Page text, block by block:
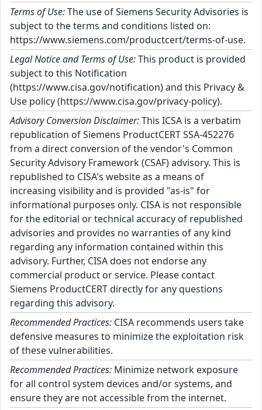
Terms of Use:The use of Siemens Security Advisories is
subject to the terms and conditions listed on:
https://www.siemens.com/productcert/terms-of-use.
Legal Notice and Terms of Use:This product is provided
subject to this Notification
(https://www.cisa.gov/notification) and this Privacy &
Use policy (https://www.cisa.gov/privacy-policy).
Advisory Conversion Disclaimer:This ICSA is a verbatim
republication of Siemens ProductCERT SSA-452276
from a direct conversion of the vendor's Common
Security Advisory Framework (CSAF) advisory. This is
republished to CISA's website as a means of
increasing visibility and is provided "as-is" for
informational purposes only. CISA is not responsible
for the editorial or technical accuracy of republished
advisories and provides no warranties of any kind
regarding any information contained within this
advisory. Further, CISA does not endorse any
commercial product or service. Please contact
Siemens ProductCERT directly for any questions
regarding this advisory.
Recommended Practices: CISA recommends users take
defensive measures to minimize the exploitation risk
of these vulnerabilities.
Recommended Practices: Minimize network exposure
for all control system devices and/or systems, and
ensure they are not accessible from the internet.